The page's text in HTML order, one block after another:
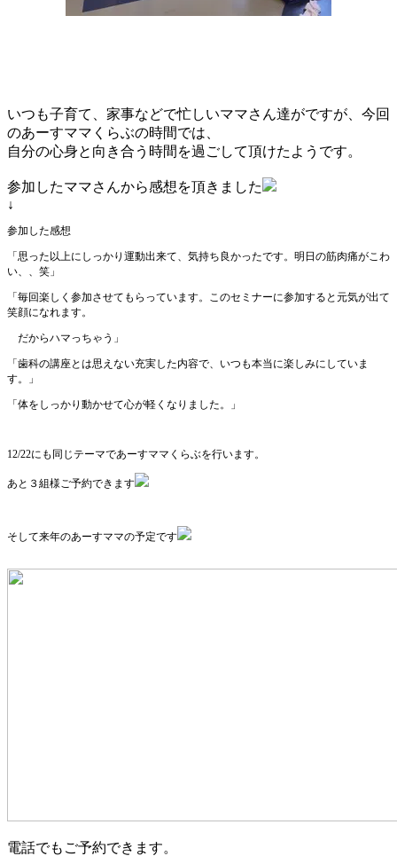
いつも子育て、家事などで忙しいママさん達がですが、今回
のあーすママくらぶの時間では、
自分の心身と向き合う時間を過ごして頂けたようです。
参加したママさんから感想を頂きました
↓
参加した感想
「思った以上にしっかり運動出来て、気持ち良かったです。明日の筋肉痛がこわ
い、、笑」
「毎回楽しく参加させてもらっています。このセミナーに参加すると元気が出て
笑顔になれます。
だからハマっちゃう」
「歯科の講座とは思えない充実した内容で、いつも本当に楽しみにしていま
す。」
「体をしっかり動かせて心が軽くなりました。」
12/22にも同じテーマであーすママくらぶを行います。
あと３組様ご予約できます
そして来年のあーすママの予定です
電話でもご予約できます。